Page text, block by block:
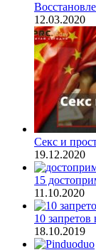
12.03.2020
Секс и
19.12.2020
15
11.10.2020
10 запретов
18.10.2019